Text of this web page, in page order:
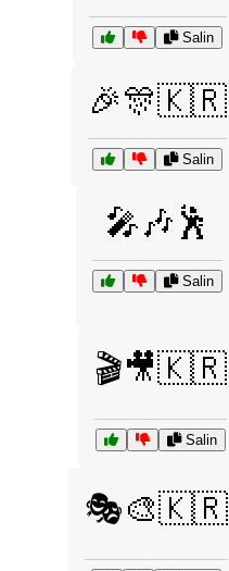
Salin
🎉🎊🇰🇷
Salin
🎤🎶🕺
Salin
🎬🎥🇰🇷
Salin
🎭🎨🇰🇷